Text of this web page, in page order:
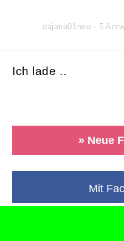
dajana01neu - 5
Ich lade ..
» Neue
Mit